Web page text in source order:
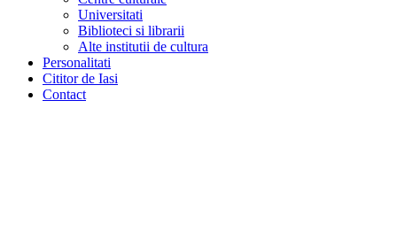
Universitati
Biblioteci si librarii
Alte institutii de cultura
Personalitati
Cititor de Iasi
Contact